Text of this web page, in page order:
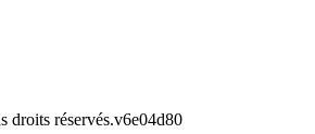
droits réservés.v6e04d80